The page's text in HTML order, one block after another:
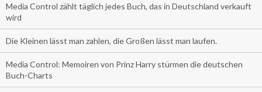
Media Control zählt täglich jedes Buch, das in Deutschland verkauft
wird
Die Kleinen lässt man zahlen, die Großen lässt man laufen.
Media Control: Memoiren von Prinz Harry stürmen die deutschen
Buch-Charts